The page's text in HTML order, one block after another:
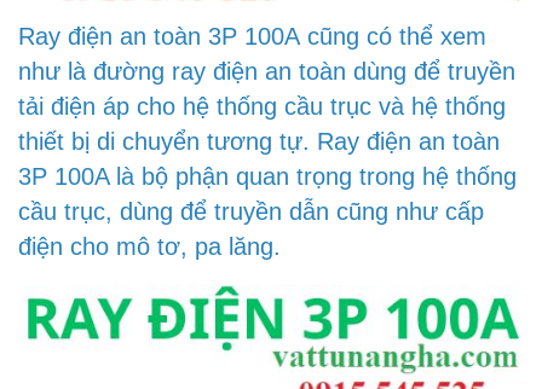
Ray điện an toàn 3P 100A cũng có thể xem
như là đường ray điện an toàn dùng để truyền
tải điện áp cho hệ thống cầu trục và hệ thống
thiết bị di chuyển tương tự. Ray điện an toàn
3P 100A là bộ phận quan trọng trong hệ thống
cầu trục, dùng để truyền dẫn cũng như cấp
điện cho mô tơ, pa lăng.